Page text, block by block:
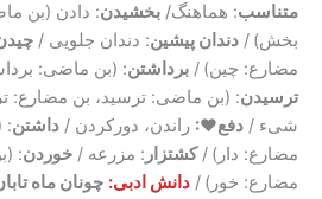
متناسب: هماهنگ/ بخشیدن: دادن (بن
بخش) / دندان پیشین: دندان جلویی /
مضارع: چین) / برداشتن: (بن ماضی:
ترسیدن: (بن ماضی: ترسید، بن مضارع:
شیء / دفع♥: راندن، دورکردن / داشتن:
مضارع: دار) /کشتزار : مزرعه / خوردن:
مضارع: خور) / دانش ادبی: چونان ماه